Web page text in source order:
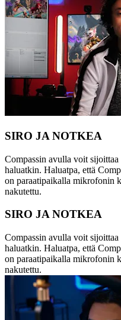
SIRO JA NOTKEA
Compassin avulla voit
haluatkin. Haluatpa, että
on paraatipaikalla mikrofonin
nakutettu.
SIRO JA NOTKEA
Compassin avulla voit
haluatkin. Haluatpa, että
on paraatipaikalla mikrofonin
nakutettu.